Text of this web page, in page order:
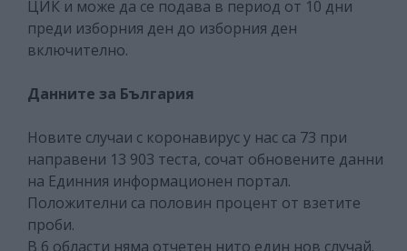
ЦИК и може да се подава в период от 10 дни
преди изборния ден до изборния ден
включително.
Данните за България
Новите случаи с коронавирус у нас са 73 при
направени 13 903 теста, сочат обновените данни
на Единния информационен портал.
Положителни са половин процент от взетите
проби.
В 6 области няма отчетен нито един нов случай.